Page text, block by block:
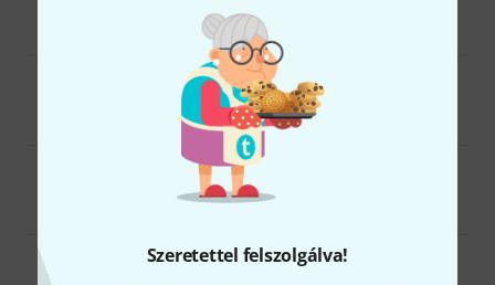
Szeretettel felszolgálva!
Elektromos gitárok
Basszusgitárok
DJ felszerelés